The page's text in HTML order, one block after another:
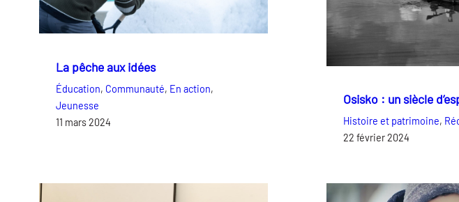
La pêche aux idées
Éducation, Communauté, En action
Jeunesse
11 mars 2024
Osisko : un siècle
Histoire et patrimoine,
22 février 2024